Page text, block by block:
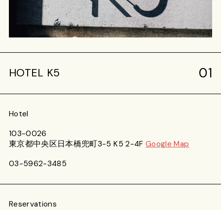
HOTEL K5 01
Hotel
103-0026
東京都中央区日本橋兜町3-5 K5 2-4F Google Map
03-5962-3485
Reservations